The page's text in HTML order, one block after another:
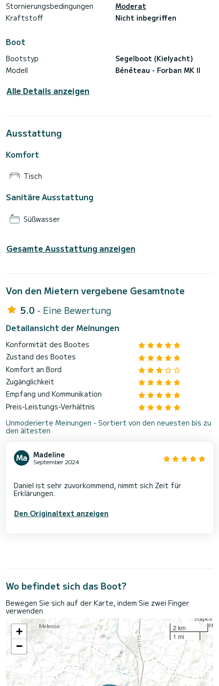
Stornierungsbedingungen
Moderat
Kraftstoff
Nicht inbegriffen
Boot
Bootstyp
Segelboot (Kielyacht)
Modell
Bénéteau - Forban MK II
Alle Details anzeigen
Ausstattung
Komfort
Tisch
Sanitäre Ausstattung
Süßwasser
Gesamte Ausstattung anzeigen
Von den Mietern vergebene Gesamtnote
5.0 - Eine Bewertung
Detailansicht der Meinungen
Konformität des Bootes
Zustand des Bootes
Komfort an Bord
Zugänglichkeit
Empfang und Kommunikation
Preis-Leistungs-Verhältnis
Unmoderierte Meinungen - Sortiert von den neuesten bis zu
den ältesten
Madeline
September 2024
Daniel ist sehr zuvorkommend, nimmt sich Zeit für
Den Originaltext anzeigen
Wo befindet sich das Boot?
Bewegen Sie sich auf der Karte, indem Sie zwei Finger
verwenden
+
−
2 km
1 mi